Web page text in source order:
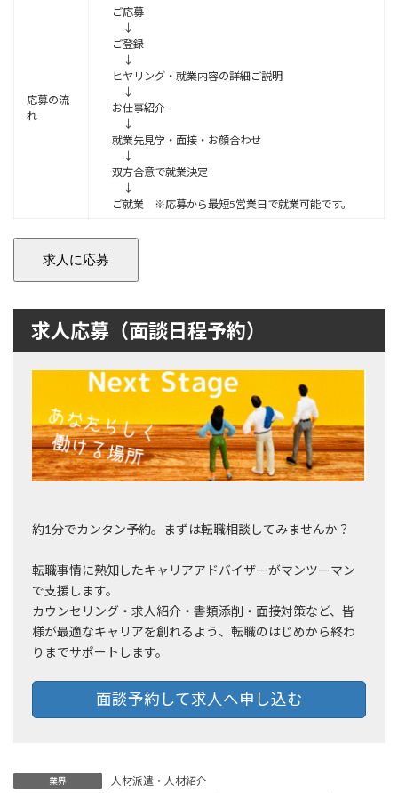
応募の流
れ
ご応募
↓
ご登録
↓
ヒヤリング・就業内容の詳細ご説明
↓
お仕事紹介
↓
就業先見学・面接・お顔合わせ
↓
双方合意で就業決定
↓
ご就業 ※応募から最短5営業日で就業可能です。
求人応募（面談日程予約）
約1分でカンタン予約。まずは転職相談してみませんか？
転職事情に熟知したキャリアアドバイザーがマンツーマン
で支援します。
カウンセリング・求人紹介・書類添削・面接対策など、皆
様が最適なキャリアを創れるよう、転職のはじめから終わ
りまでサポートします。
面談予約して求人へ申し込む
業界 人材派遣・人材紹介